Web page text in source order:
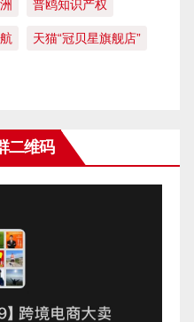
普鸥知识产权
天猫“冠贝星旗舰店”
二维码